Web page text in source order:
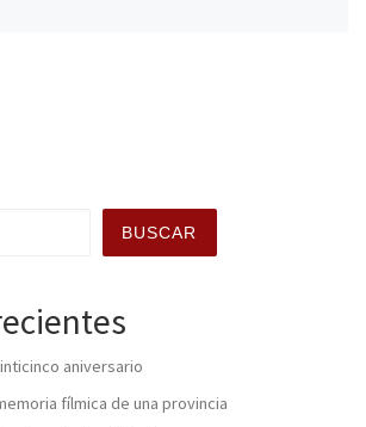
BUSCAR
aniversario
fílmica de una provincia